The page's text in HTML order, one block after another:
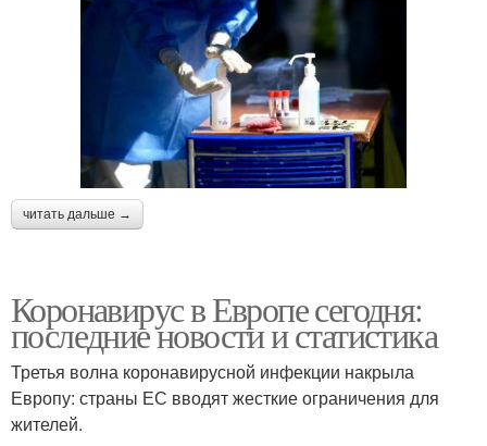
читать дальше →
Коронавирус в Европе сегодня:
последние новости и статистика
Третья волна коронавирусной инфекции накрыла
Европу: страны ЕС вводят жесткие ограничения для
жителей.